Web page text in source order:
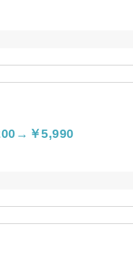
￥5,990